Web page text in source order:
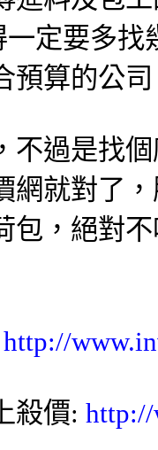
一定要多
預算的公
不過是找
網就對了
包，絕對
http://
殺價: http://